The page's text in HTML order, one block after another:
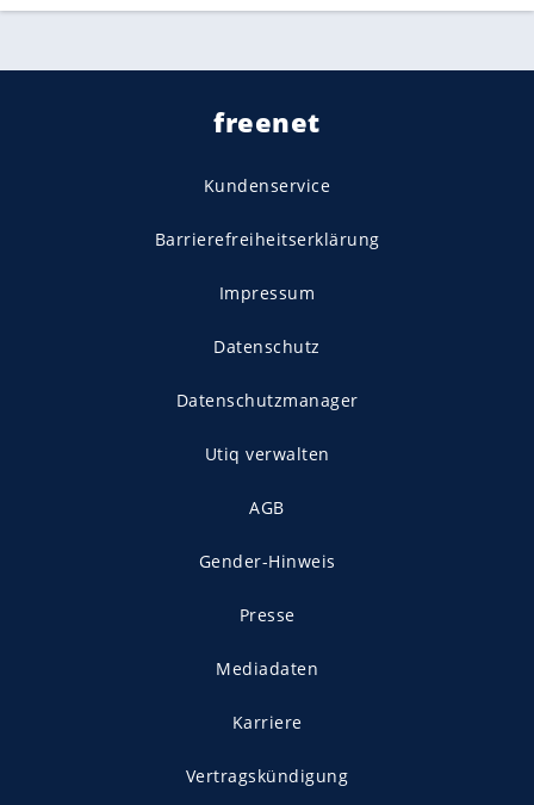
freenet
Kundenservice
Barrierefreiheitserklärung
Impressum
Datenschutz
Datenschutzmanager
Utiq verwalten
AGB
Gender-Hinweis
Presse
Mediadaten
Karriere
Vertragskündigung